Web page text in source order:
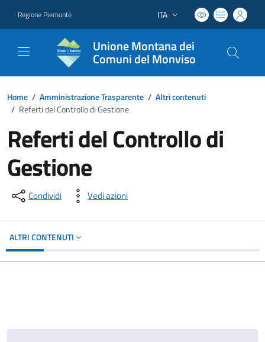
Regione Piemonte Lingua attiva:
ITA
Unione Montana dei
Comuni del Monviso
Home / Amministrazione Trasparente / Altri contenuti
/ Referti del Controllo di Gestione
Referti del Controllo di
Gestione
Condividi Vedi azioni
ALTRI CONTENUTI